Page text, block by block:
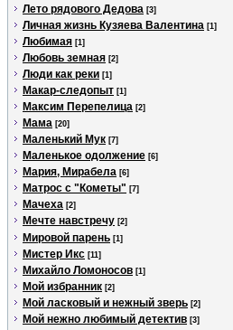
Лето рядового Дедова [3]
Личная жизнь Кузяева Валентина [1]
Любимая [1]
Любовь земная [2]
Люди как реки [1]
Макар-следопыт [1]
Максим Перепелица [2]
Мама [20]
Маленький Мук [7]
Маленькое одолжение [6]
Мария, Мирабела [6]
Матрос с "Кометы" [7]
Мачеха [2]
Мечте навстречу [2]
Мировой парень [1]
Мистер Икс [11]
Михайло Ломоносов [1]
Мой избранник [2]
Мой ласковый и нежный зверь [2]
Мой нежно любимый детектив [3]